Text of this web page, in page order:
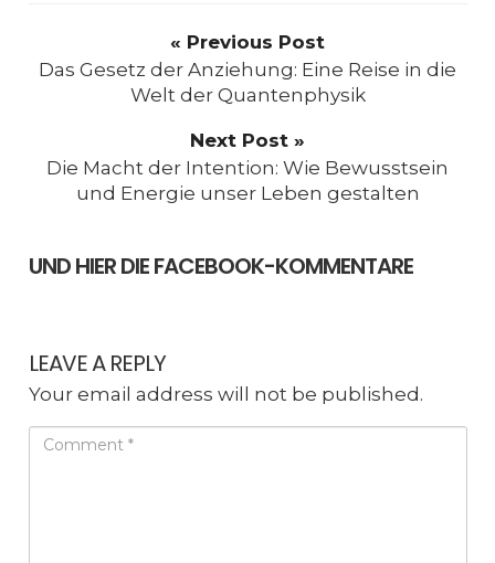
« Previous Post
Das Gesetz der Anziehung: Eine Reise in die
Welt der Quantenphysik
Next Post »
Die Macht der Intention: Wie Bewusstsein
und Energie unser Leben gestalten
UND HIER DIE FACEBOOK-KOMMENTARE
LEAVE A REPLY
Your email address will not be published.